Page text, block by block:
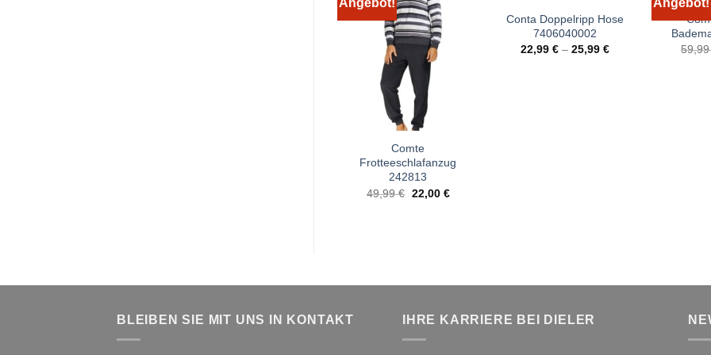
Comte
Frotteeschlafanzug
242813
49,99€ Ursprünglicher
Preis
22,00 €Aktueller
Conta Doppelripp Hose
7406040002
22,99€ –25,99€
BLEIBEN SIE MIT UNS IN KONTAKT IHRE KARRIERE BEI DIELER